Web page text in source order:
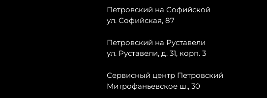
Петровский на Софийской
ул. Софийская, 87
Петровский на Руставели
ул. Руставели, д. 31, корп. 3
Сервисный центр Петровский
Митрофаньевское ш., 30